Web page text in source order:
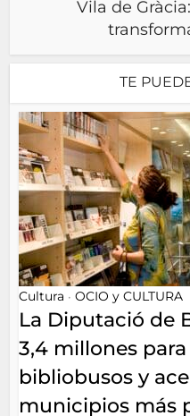
Vila de
TE
Cultura • OCIO y CULTURA
La Diputació de
3,4 millones
bibliobusos y
municipios más